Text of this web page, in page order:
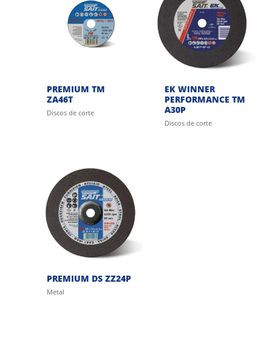
PREMIUM TM
ZA46T
Discos de corte
EK WINNER
PERFORMANCE TM
A30P
Discos de corte
PREMIUM DS ZZ24P
Metal